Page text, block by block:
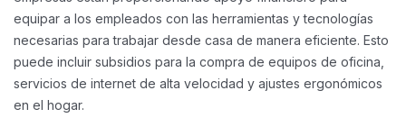
equipar a los empleados con las herramientas y tecnologías
necesarias para trabajar desde casa de manera eficiente. Esto
puede incluir subsidios para la compra de equipos de oficina,
servicios de internet de alta velocidad y ajustes ergonómicos
en el hogar.